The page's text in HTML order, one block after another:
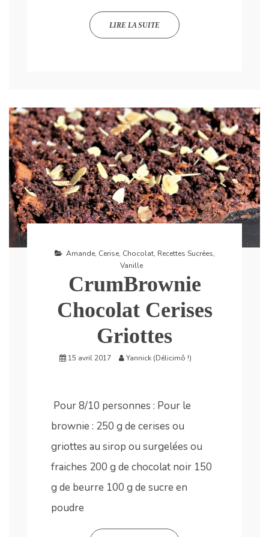
LIRE LA SUITE
Amande, Cerise, Chocolat, Recettes Sucrées,
Vanille
CrumBrownie
Chocolat Cerises
Griottes
15 avril 2017 Yannick (Délicimô !)
Pour 8/10 personnes : Pour le
brownie : 250 g de cerises ou
griottes au sirop ou surgelées ou
fraiches 200 g de chocolat noir 150
g de beurre 100 g de sucre en
poudre